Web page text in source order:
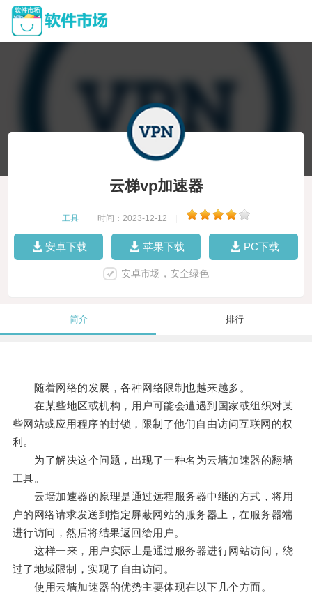
云梯vp加速器
工具 时间：2023-12-12
安卓下载 苹果下载 PC下载
安卓市场，安全绿色
简介 排行
随着网络的发展，各种网络限制也越来越多。
在某些地区或机构，用户可能会遭遇到国家或组织对某
些网站或应用程序的封锁，限制了他们自由访问互联网的权
利。
为了解决这个问题，出现了一种名为云墙加速器的翻墙
工具。
云墙加速器的原理是通过远程服务器中继的方式，将用
户的网络请求发送到指定屏蔽网站的服务器上，在服务器端
进行访问，然后将结果返回给用户。
这样一来，用户实际上是通过服务器进行网站访问，绕
过了地域限制，实现了自由访问。
使用云墙加速器的优势主要体现在以下几个方面。